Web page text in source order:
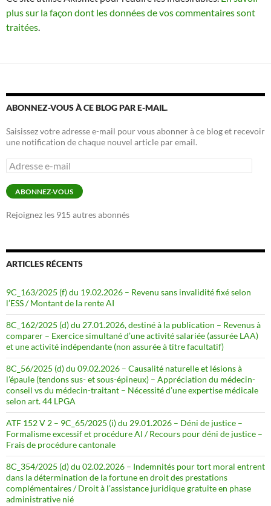
plus sur la façon dont les données de vos commentaires sont
traitées.
ABONNEZ-VOUS À CE BLOG PAR E-MAIL.
Saisissez votre adresse e-mail pour vous abonner à ce blog et recevoir
une notification de chaque nouvel article par email.
Adresse
e-
mail
ABONNEZ-VOUS
Rejoignez les 915 autres abonnés
ARTICLES RÉCENTS
9C_163/2025 (f) du 19.02.2026 – Revenu sans invalidité fixé selon
l’ESS / Montant de la rente AI
8C_162/2025 (d) du 27.01.2026, destiné à la publication – Revenus à
comparer – Exercice simultané d’une activité salariée (assurée LAA)
et une activité indépendante (non assurée à titre facultatif)
8C_56/2025 (d) du 09.02.2026 – Causalité naturelle et lésions à
l’épaule (tendons sus- et sous-épineux) – Appréciation du médecin-
conseil vs du médecin-traitant – Nécessité d’une expertise médicale
selon art. 44 LPGA
ATF 152 V 2 – 9C_65/2025 (i) du 29.01.2026 – Déni de justice –
Formalisme excessif et procédure AI / Recours pour déni de justice –
Frais de procédure cantonale
8C_354/2025 (d) du 02.02.2026 – Indemnités pour tort moral entrent
dans la détermination de la fortune en droit des prestations
complémentaires / Droit à l’assistance juridique gratuite en phase
administrative nié